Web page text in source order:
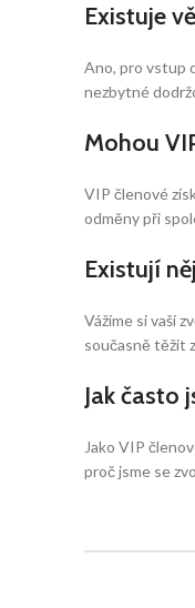
Existuje
Ano, pro vstup
nezbytné
Mohou
VIP členové
odměny při
Existují
Vážíme si vaší
současně těžit
Jak často
Jako VIP
proč jsme se